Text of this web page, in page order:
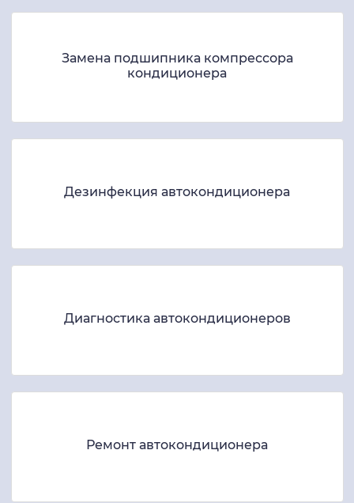
Замена подшипника компрессора
кондиционера
Дезинфекция автокондиционера
Диагностика автокондиционеров
Ремонт автокондиционера